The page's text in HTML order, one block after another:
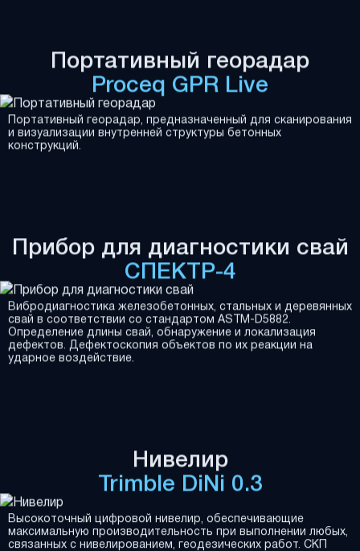
Портативный георадар
Proceq GPR Live
Портативный георадар, предназначенный для сканирования
и визуализации внутренней структуры бетонных
конструкций.
Прибор для диагностики свай
СПЕКТР-4
Вибродиагностика железобетонных, стальных и деревянных
свай в соответствии со стандартом ASTM-D5882.
Определение длины свай, обнаружение и локализация
дефектов. Дефектоскопия объектов по их реакции на
ударное воздействие.
Нивелир
Trimble DiNi 0.3
Высокоточный цифровой нивелир, обеспечивающие
максимальную производительность при выполнении любых,
связанных с нивелированием, геодезических работ. СКП